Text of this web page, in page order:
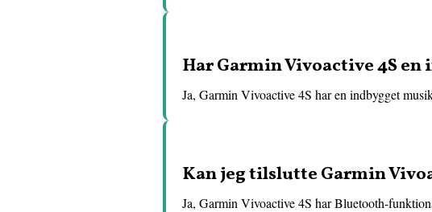
Har Garmin Vivoactive 4S
Ja, Garmin Vivoactive 4S har en indbygget
Kan jeg tilslutte Garmin
Ja, Garmin Vivoactive 4S har Bluetooth-